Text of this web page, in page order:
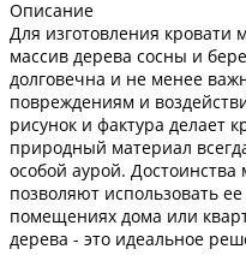
Описание
Для изготовления кровати
массив дерева сосны и
долговечна и не менее
повреждениям и
рисунок и фактура делает
природный материал
особой аурой.
позволяют использовать
помещениях дома или
дерева - это идеальное